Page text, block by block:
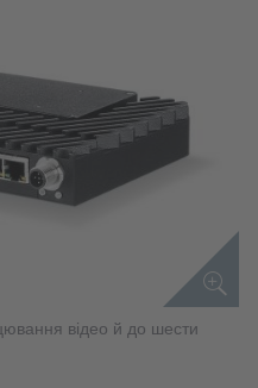
відео й до шести